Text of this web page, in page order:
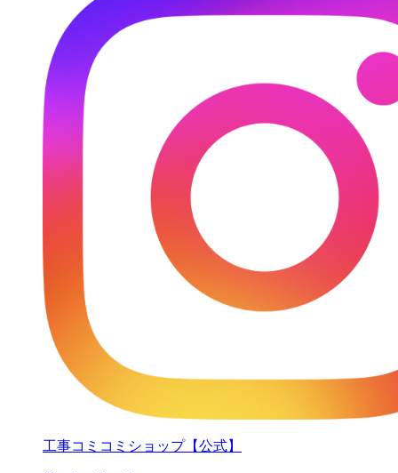
工事コミコミショップ【公式】